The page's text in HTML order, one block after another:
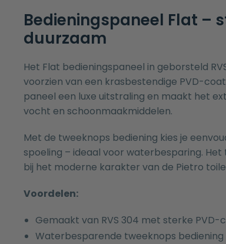
Bedieningspaneel Flat –
duurzaam
Het Flat bedieningspaneel in geborsteld
voorzien van een krasbestendige PVD-
paneel een luxe uitstraling en maakt het
vocht en schoonmaakmiddelen.
Met de tweeknops bediening kies je
spoeling – ideaal voor waterbesparing.
bij het moderne karakter van de Pietro
Voordelen:
Gemaakt van RVS 304 met sterke PVD-
Waterbesparende tweeknops bediening